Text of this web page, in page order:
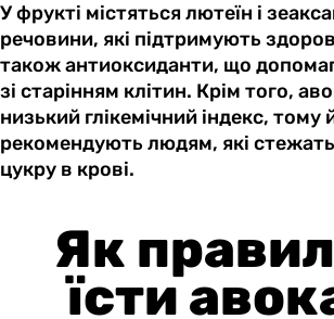
У фрукті містяться лютеїн і
речовини, які підтримують
також антиоксиданти, що
зі старінням клітин. Крім того,
низький глікемічний індекс, тому
рекомендують людям, які
цукру в крові.
Як
їсти